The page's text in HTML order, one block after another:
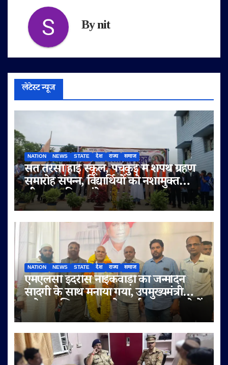
Bynit
लेटेस्ट न्यूज
NATION NEWS STATE देश राज्य समाज
संत तेरेसा हाई स्कूल, पंचकुई में शपथ ग्रहण
समारोह संपन्न, विद्यार्थियों को नशामुक्त
जीवन का दिया संदेश
NATION NEWS STATE देश राज्य समाज
एमएलसी इदरीस नाईकवाड़ी का जन्मदिन
सादगी के साथ मनाया गया, उपमुख्यमंत्री
सुनेत्रा अजित पवार समेत कई गणमान्य लोगों
ने दी शुभकामनाएं